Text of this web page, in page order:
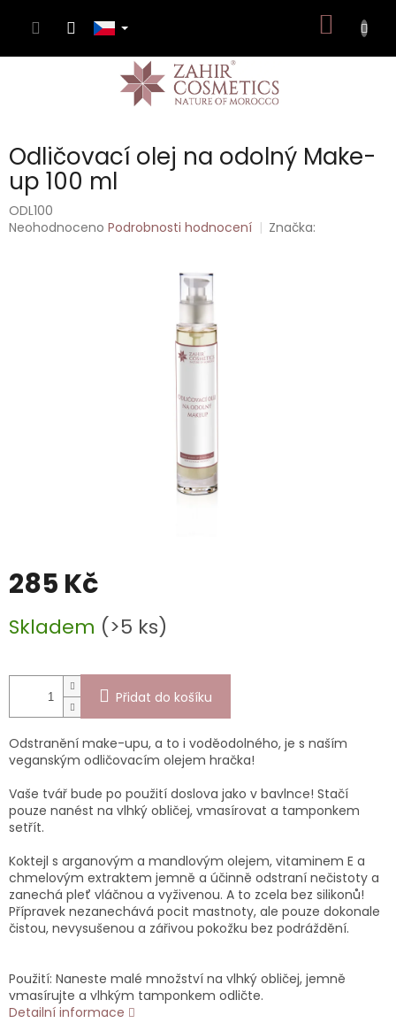
KOŠÍK
Odličovací olej na odolný Make-
up 100 ml
ODL100
Průměrné
Neohodnoceno Podrobnosti hodnocení Značka:
285 Kč
cena:
Skladem (>5 ks)
Přidat do košíku
Odstranění make-upu, a to i voděodolného, je s naším
veganským odličovacím olejem hračka!
Vaše tvář bude po použití doslova jako v bavlnce! Stačí
pouze nanést na vlhký obličej, vmasírovat a tamponkem
setřít.
Koktejl s arganovým a mandlovým olejem, vitaminem E a
chmelovým extraktem jemně a účinně odstraní nečistoty a
zanechá pleť vláčnou a vyživenou. A to zcela bez silikonů!
Přípravek nezanechává pocit mastnoty, ale pouze dokonale
čistou, nevysušenou a zářivou pokožku bez podráždění.
Použití: Naneste malé množství na vlhký obličej, jemně
vmasírujte a vlhkým tamponkem odličte.
Detailní informace